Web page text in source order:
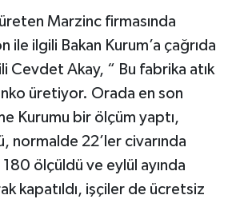
Marzinc firmasında
ile ilgili Bakan Kurum’a çağrıda
Cevdet Akay, “ Bu fabrika atık
üretiyor. Orada en son
Kurumu bir ölçüm yaptı,
normalde 22’ler civarında
ölçüldü ve eylül ayında
kapatıldı, işçiler de ücretsiz